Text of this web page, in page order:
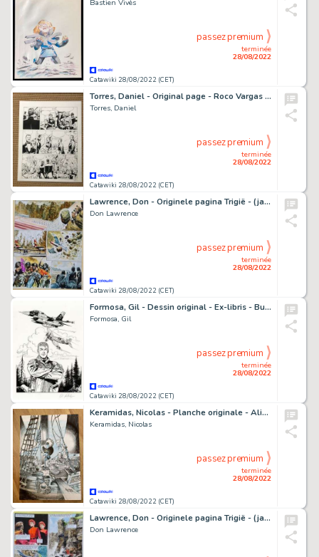
Bastien Vivès
Catawiki 28/08/2022 (CET)
terminée
28/08/2022
passez premium
Torres, Daniel - Original page - Roco Vargas - El Bosque oscuro - (2000)
Torres, Daniel
Catawiki 28/08/2022 (CET)
terminée
28/08/2022
passez premium
Lawrence, Don - Originele pagina Trigië - (jaren '70)
Don Lawrence
Catawiki 28/08/2022 (CET)
terminée
28/08/2022
passez premium
Formosa, Gil - Dessin original - Ex-libris - Buck Danny T58 - F-16 & F4U - (2021)
Formosa, Gil
Catawiki 28/08/2022 (CET)
terminée
28/08/2022
passez premium
Keramidas, Nicolas - Planche originale - Alice au pays des singes T1 - (2012)
Keramidas, Nicolas
Catawiki 28/08/2022 (CET)
terminée
28/08/2022
passez premium
Lawrence, Don - Originele pagina Trigië - (jaren '70)
Don Lawrence